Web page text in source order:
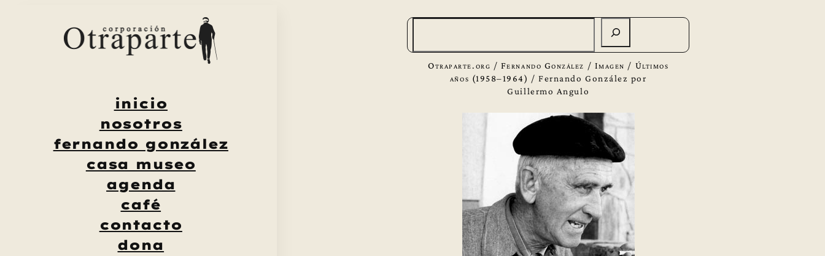
inicio
nosotros
fernando gonzález
casa museo
agenda
café
contacto
dona
Otraparte.org / Fernando González / Imagen / Últimos
años (1958–1964) /Fernando González por
Guillermo Angulo